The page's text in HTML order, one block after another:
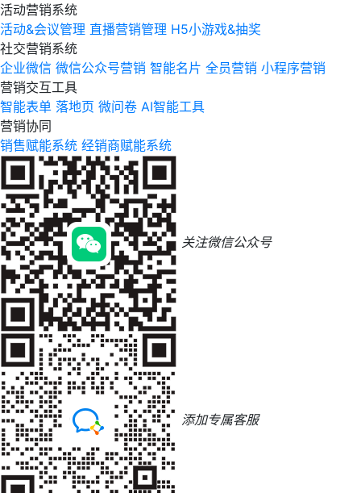
活动营销系统
活动&会议管理 直播营销管理 H5小游戏&抽奖
社交营销系统
企业微信 微信公众号营销 智能名片 全员营销 小程序营销
营销交互工具
智能表单 落地页 微问卷 AI智能工具
营销协同
销售赋能系统 经销商赋能系统
关注微信公众号
添加专属客服